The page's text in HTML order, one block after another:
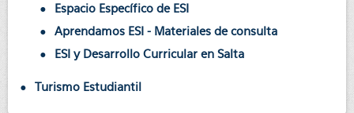
Espacio Específico de ESI
Aprendamos ESI - Materiales de consulta
ESI y Desarrollo Curricular en Salta
Turismo Estudiantil